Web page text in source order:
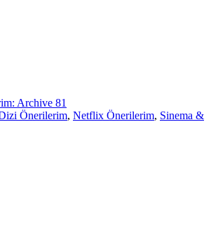
Archive 81
Önerilerim, Netflix Önerilerim, Sinema &